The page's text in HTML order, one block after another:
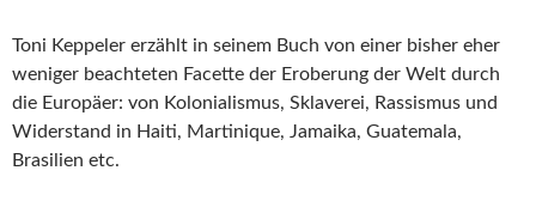
Toni Keppeler erzählt in seinem Buch von einer bisher eher
weniger beachteten Facette der Eroberung der Welt durch
die Europäer: von Kolonialismus, Sklaverei, Rassismus und
Widerstand in Haiti, Martinique, Jamaika, Guatemala,
Brasilien etc.